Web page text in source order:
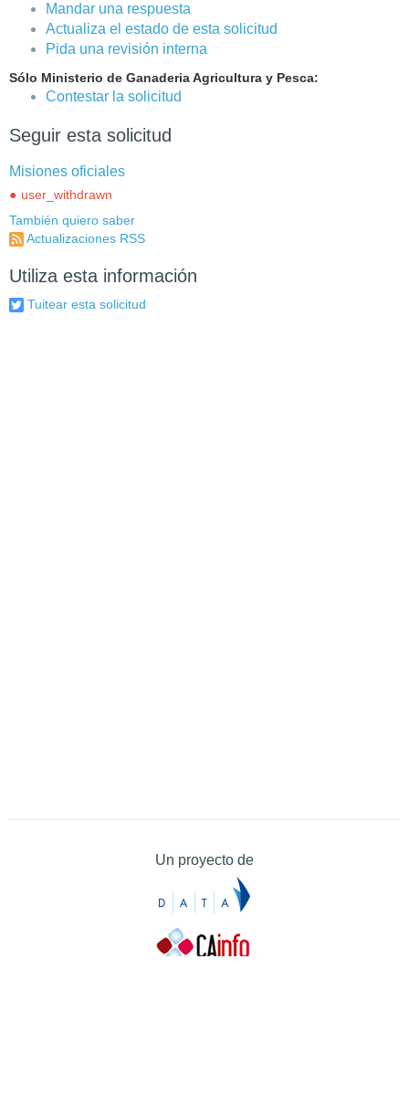
Mandar una respuesta
Actualiza el estado de esta solicitud
Pida una revisión interna
Sólo Ministerio de Ganaderia Agricultura y Pesca:
Contestar la solicitud
Seguir esta solicitud
Misiones oficiales
user_withdrawn
También quiero saber
Actualizaciones RSS
Utiliza esta información
Tuitear esta solicitud
Un proyecto de